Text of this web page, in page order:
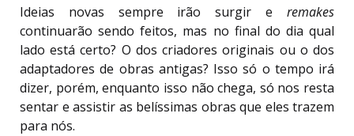
Ideias novas sempre irão surgir e remakes
continuarão sendo feitos, mas no final do dia qual
lado está certo? O dos criadores originais ou o dos
adaptadores de obras antigas? Isso só o tempo irá
dizer, porém, enquanto isso não chega, só nos resta
sentar e assistir as belíssimas obras que eles trazem
para nós.